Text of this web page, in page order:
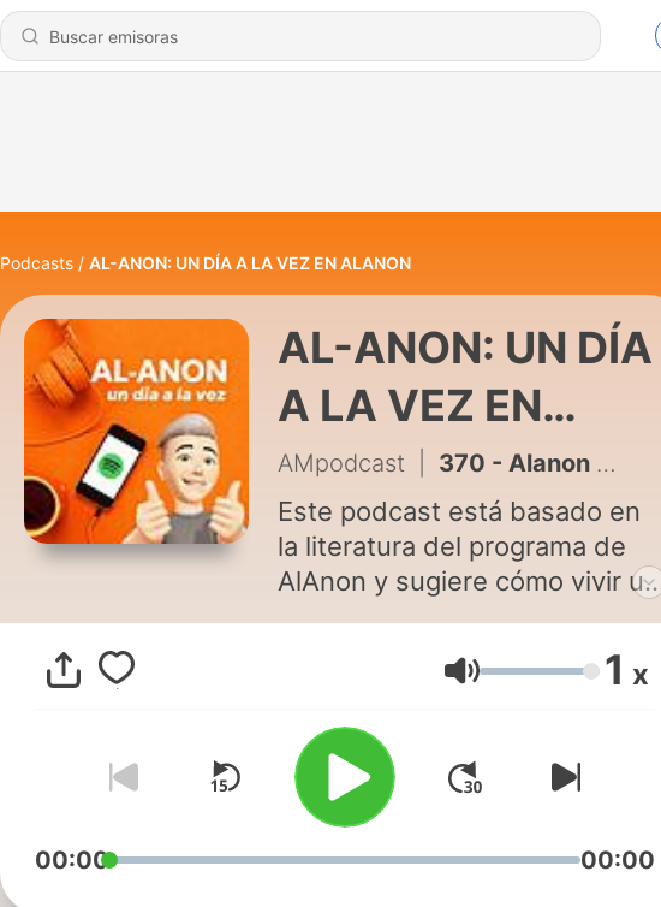
Podcasts AL-ANON: UN DÍA A LA VEZ EN ALANON
AL-ANON: UN DÍA
A LA VEZ EN
ALANON
AMpodcast 370 - Alanon - un día a la vez - cómo buscar un día del podcast
Este podcast está basado en
la literatura del programa de
AlAnon y sugiere cómo vivir un
día a la vez para ayudar a
encontrar serenidad a
familiares y amigos de
alcohólicos. Un día a la vez en
Al-Anon
Volumen 1 x
00:00 00:00